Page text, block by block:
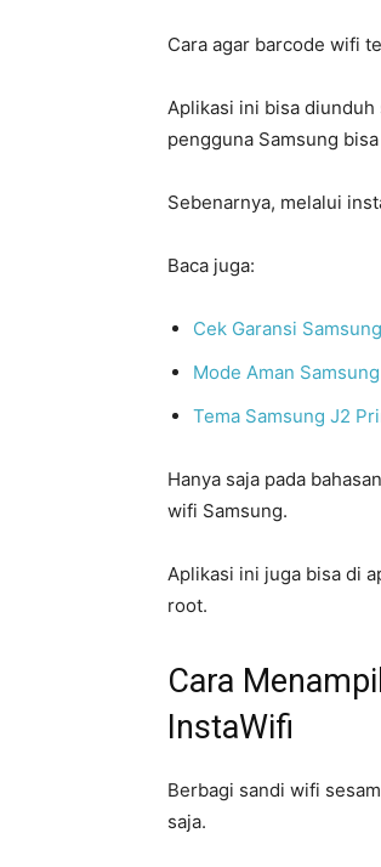
Cara agar barcode wifi
Aplikasi ini bisa
pengguna Samsung
Sebenarnya, melalui
Baca juga:
Cek Garansi Samsung
Mode Aman Samsung
Tema Samsung J2
Hanya saja pada
wifi Samsung.
Aplikasi ini juga bisa di
root.
Cara
InstaWifi
Berbagi sandi wifi
saja.